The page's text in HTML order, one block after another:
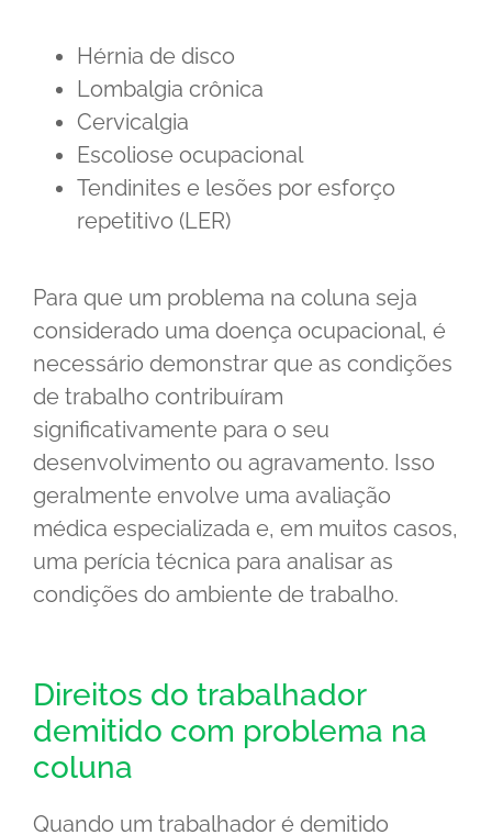
Hérnia de disco
Lombalgia crônica
Cervicalgia
Escoliose ocupacional
Tendinites e lesões por esforço
repetitivo (LER)
Para que um problema na coluna seja
considerado uma doença ocupacional, é
necessário demonstrar que as condições
de trabalho contribuíram
significativamente para o seu
desenvolvimento ou agravamento. Isso
geralmente envolve uma avaliação
médica especializada e, em muitos casos,
uma perícia técnica para analisar as
condições do ambiente de trabalho.
Direitos do trabalhador
demitido com problema na
coluna
Quando um trabalhador é demitido